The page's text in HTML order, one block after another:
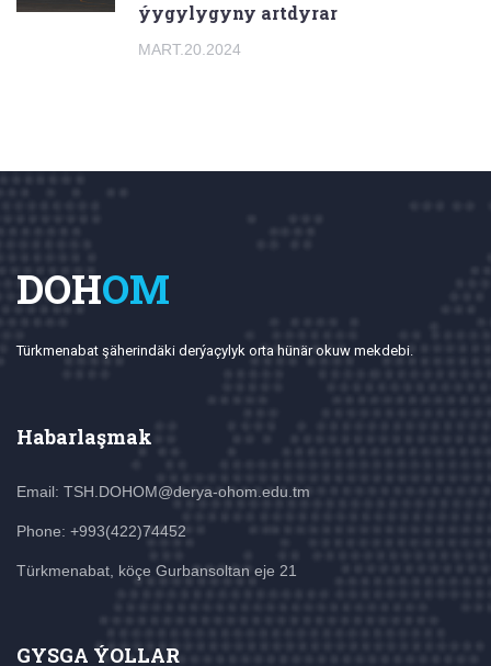
ýygylygyny artdyrar
MART.20.2024
DOHOM
Türkmenabat şäherindäki derýaçylyk orta hünär okuw mekdebi.
Habarlaşmak
Email: TSH.DOHOM@derya-ohom.edu.tm
Phone: +993(422)74452
Türkmenabat, köçe Gurbansoltan eje 21
GYSGA ÝOLLAR